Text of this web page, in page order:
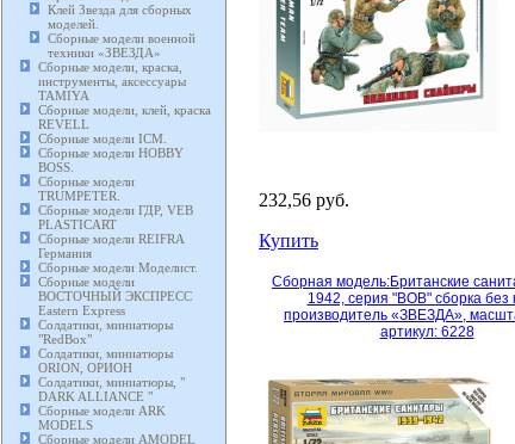
Клей Звезда для сборных
моделей.
Сборные модели военной
техники «ЗВЕЗДА»
Сборные модели, краска,
инструменты, аксессуары
TAMIYA
Сборные модели, клей, краска
REVELL
Сборные модели ICM.
Сборные модели HOBBY
BOSS.
Сборные модели
TRUMPETER.
Сборные модели ГДР, VEB
PLASTICART
Сборные модели REIFRA
Германия
Сборные модели Моделист.
Сборные модели
ВОСТОЧНЫЙ ЭКСПРЕСС
Eastern Express
Солдатики, миниатюры
"RedBox"
Солдатики, миниатюры
ORION, ОРИОН
Солдатики, миниатюры, "
DARK ALLIANCE "
Сборные модели ARK
MODELS
Сборные модели AMODEL
232,56 руб.
Купить
Сборная модель:Британские
1942, серия "ВОВ" сборка без
производитель «ЗВЕЗДА»,
артикул: 6228